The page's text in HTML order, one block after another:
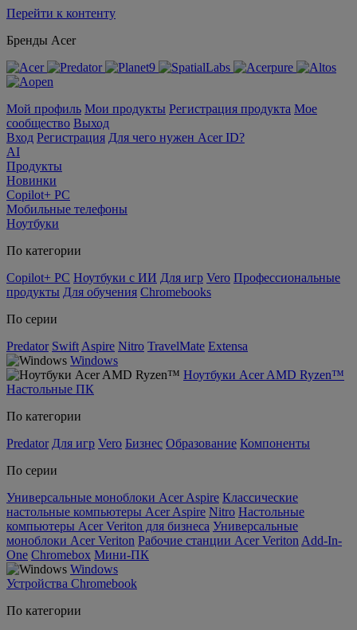
Перейти к контенту
Бренды Acer
Мой профиль Мои продукты Регистрация продукта Мое
сообщество Выход
Вход Регистрация Для чего нужен Acer ID?
AI
Продукты
Новинки
Copilot+ PC
Мобильные телефоны
Ноутбуки
По категории
Copilot+ PC Ноутбуки с ИИ Для игр Vero Профессиональные
продукты Для обучения Chromebooks
По серии
Predator Swift Aspire Nitro TravelMate Extensa
Windows
Ноутбуки Acer AMD Ryzen™
Настольные ПК
По категории
Predator Для игр Vero Бизнес Образование Компоненты
По серии
Универсальные моноблоки Acer Aspire Классические
настольные компьютеры Acer Aspire Nitro Настольные
компьютеры Acer Veriton для бизнеса Универсальные
моноблоки Acer Veriton Рабочие станции Acer Veriton Add-In-
One Chromebox Мини-ПК
Windows
Устройства Chromebook
По категории